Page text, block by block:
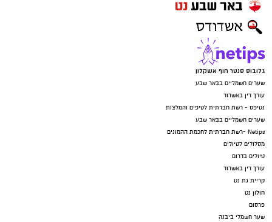
גלובוס סנטר חוף אשקלון
שערים חשמליים בבאר שבע
עורך דין באשדוד
נטיפס - רשת חברתית לטיפים והמלצות
שערים חשמליים בבאר שבע
Netips -רשת חברתית לחכמת ההמונים
מסלולים לטיולים
טיולים בדרום
עורך דין באשדוד
קריית גת נט
חולון נט
פרסום
שער חשמלי ביבנה